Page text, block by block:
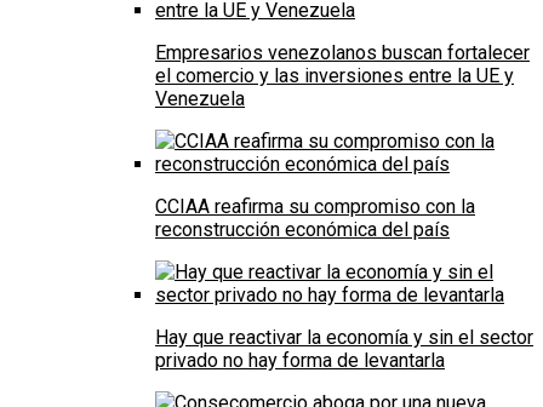
Empresarios venezolanos buscan fortalecer
el comercio y las inversiones entre la UE y
Venezuela
CCIAA reafirma su compromiso con la
reconstrucción económica del país
Hay que reactivar la economía y sin el sector
privado no hay forma de levantarla